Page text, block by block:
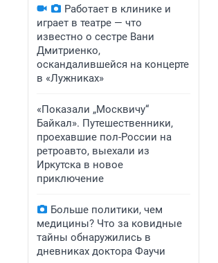
Работает в клинике и
играет в театре — что
известно о сестре Вани
Дмитриенко,
оскандалившейся на концерте
в «Лужниках»
«Показали „Москвичу“
Байкал». Путешественники,
проехавшие пол-России на
ретроавто, выехали из
Иркутска в новое
приключение
Больше политики, чем
медицины? Что за ковидные
тайны обнаружились в
дневниках доктора Фаучи